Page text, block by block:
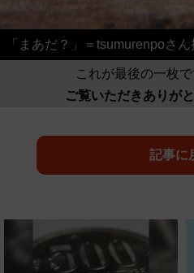
「まあだ？」＝tsumurenpoさん
これが最後の一枚で
ご覧いただきありが
記事に